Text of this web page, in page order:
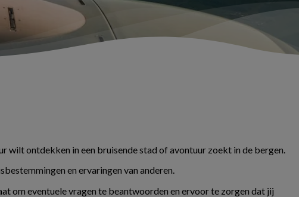
wilt ontdekken in een bruisende stad of avontuur zoekt in de bergen.
en ervaringen van anderen.
om eventuele vragen te beantwoorden en ervoor te zorgen dat jij